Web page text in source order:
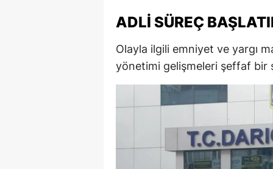
ADLI SÜREÇ
Olayla ilgili emniyet ve yargı
yönetimi gelişmeleri şeffaf bir